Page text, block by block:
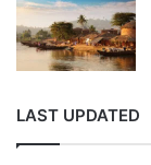
LAST UPDATED